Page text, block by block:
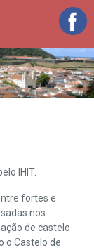
IHIT.
fortes e
nos
de castelo
o Castelo de